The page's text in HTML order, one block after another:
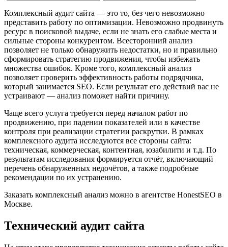
Комплексный аудит сайта — это то, без чего невозможно
представить работу по оптимизации. Невозможно продвинуть
ресурс в поисковой выдаче, если не знать его слабые места и
сильные стороны конкурентом. Всесторонний анализ
позволяет не только обнаружить недостатки, но и правильно
сформировать стратегию продвижения, чтобы избежать
множества ошибок. Кроме того, комплексный анализ
позволяет проверить эффективность работы подрядчика,
который занимается SEO. Если результат его действий вас не
устраивают — анализ поможет найти причину.
Чаще всего услуга требуется перед началом работ по
продвижению, при падении показателей или в качестве
контроля при реализации стратегии раскрутки. В рамках
комплексного аудита исследуются все стороны сайта:
техническая, коммерческая, контентная, юзабилити и т.д. По
результатам исследования формируется отчёт, включающий
перечень обнаруженных недочётов, а также подробные
рекомендации по их устранению.
Заказать комплексный анализ можно в агентстве HonestSEO в
Москве.
Технический аудит сайта